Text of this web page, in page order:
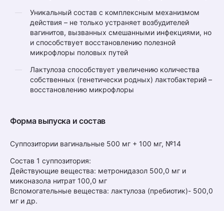
Уникальный состав с комплексным механизмом
действия – не только устраняет возбудителей
вагинитов, вызванных смешанными инфекциями, но
и способствует восстановлению полезной
микрофлоры половых путей
Лактулоза способствует увеличению количества
собственных (генетически родных) лактобактерий –
восстановлению микрофлоры
Форма выпуска и состав
Суппозитории вагинальные 500 мг + 100 мг, №14
Состав 1 суппозитория:
Действующие вещества: метронидазол 500,0 мг и
миконазола нитрат 100,0 мг
Вспомогательные вещества: лактулоза (пребиотик)- 500,0
мг и др.